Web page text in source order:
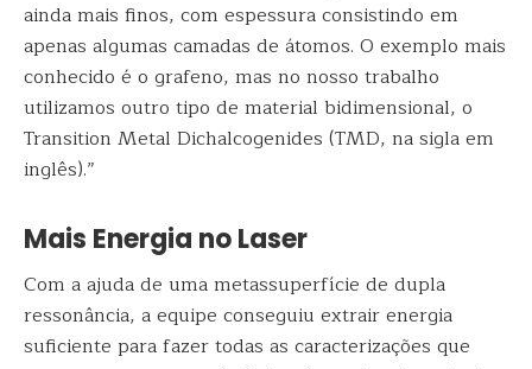
ainda mais finos, com espessura consistindo em
apenas algumas camadas de átomos. O exemplo mais
conhecido é o grafeno, mas no nosso trabalho
utilizamos outro tipo de material bidimensional, o
Transition Metal Dichalcogenides (TMD, na sigla em
inglês).”
Mais Energia no Laser
Com a ajuda de uma metassuperfície de dupla
ressonância, a equipe conseguiu extrair energia
suficiente para fazer todas as caracterizações que